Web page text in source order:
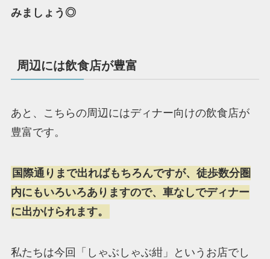
みましょう◎
周辺には飲食店が豊富
あと、こちらの周辺にはディナー向けの飲食店が
豊富です。
国際通りまで出ればもちろんですが、徒歩数分圏
内にもいろいろありますので、車なしでディナー
に出かけられます。
私たちは今回「しゃぶしゃぶ紺」というお店でし